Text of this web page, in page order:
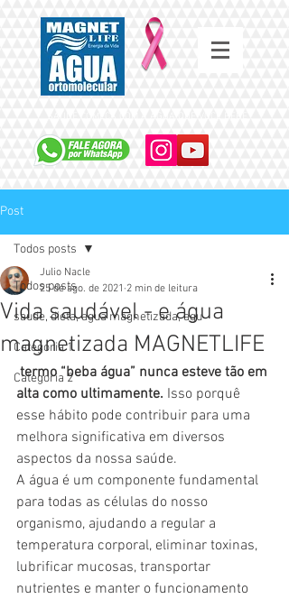
Post
Todos posts
saude, dieta, agua magnetizada, agu
Categoria 1
Categoria 2
Todos posts
Vida saudável - e água
magnetizada MAGNETLIFE
Julio Nacle
25 de ago. de 2021 2 min de leitura
termo “beba água” nunca esteve tão em
alta como ultimamente. Isso porquê
esse hábito pode contribuir para uma
melhora significativa em diversos
aspectos da nossa saúde.
A água é um componente fundamental
para todas as células do nosso
organismo, ajudando a regular a
temperatura corporal, eliminar toxinas,
lubrificar mucosas, transportar
nutrientes e manter o funcionamento